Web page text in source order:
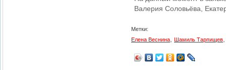
Валерия Соловьёва,
Метки:
Елена Веснина
Шамиль Тарпищев